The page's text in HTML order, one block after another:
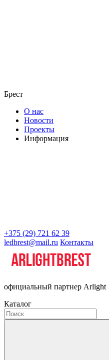
Брест
О нас
Новости
Проекты
Информация
+375 (29) 721 62 39
ledbrest@mail.ru Контакты
официальный партнер Arlight
Каталог